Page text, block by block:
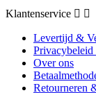
Klantenservice  
Levertijd &
Over ons
Retourneren